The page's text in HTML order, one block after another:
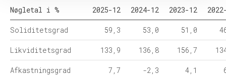
Nøgletal i % 2025-12 2024-12 2023-12
Soliditetsgrad 59,3 53,0 51,0
Likviditetsgrad 133,9 136,8 156,7
Afkastningsgrad 7,7 -2,3 4,1